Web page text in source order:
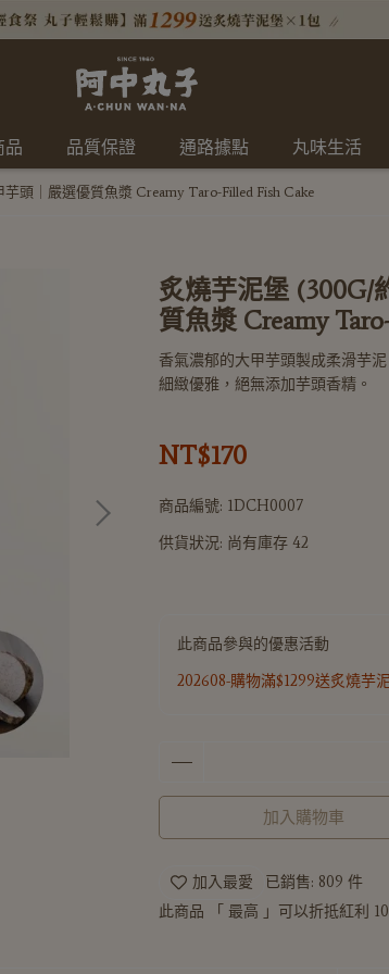
品 品質保證 通路據點 丸味生活
頭｜嚴選優質魚漿 Creamy Taro-Filled Fish Cake
炙燒芋泥堡 (300G/
質魚漿 Creamy
香氣濃郁的大甲芋頭製成柔滑芋
細緻優雅，絕無添加芋頭香精。
NT$170
商品編號: 1DCH0007
供貨狀況: 尚有庫存 42
此商品參與的優惠活動
202608-購物滿$1299送炙燒芋
加入購物車
加入最愛
已銷售: 809 件
此商品 「 最高 」可以折抵紅利